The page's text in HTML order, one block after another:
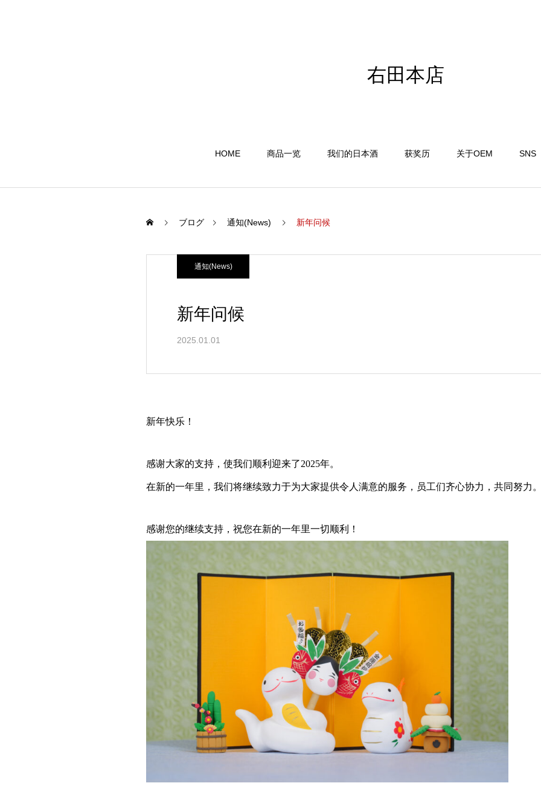
右田本店
HOME 商品一览 我们的日本酒 获奖历 关于OEM SNS
ブログ 通知(News) 新年问候
通知(News)
新年问候
2025.01.01
新年快乐！
感谢大家的支持，使我们顺利迎来了2025年。
在新的一年里，我们将继续致力于为大家提供令人满意的服务，员工们齐心协力，共同努力
感谢您的继续支持，祝您在新的一年里一切顺利！